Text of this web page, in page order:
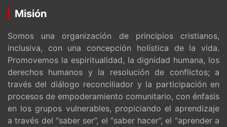
Misión
Somos una organización de principios cristianos,
inclusiva, con una concepción holística de la vida.
Promovemos la espiritualidad, la dignidad humana, los
derechos humanos y la resolución de conflictos; a
través del diálogo reconciliador y la participación en
procesos de empoderamiento comunitario, con énfasis
en los grupos vulnerables, propiciando el aprendizaje
a través del “saber ser”, el “saber hacer”, el “aprender a